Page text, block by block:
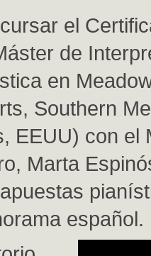
el
de
en
Southern
EEUU) con el
Marta
español.